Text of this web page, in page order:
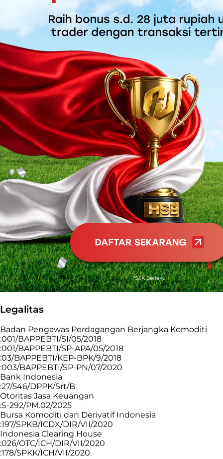
Legalitas
Badan Pengawas Perdagangan Berjangka Komoditi
:001/BAPPEBTI/SI/05/2018
:001/BAPPEBTI/SP-APA/05/2018
:03/BAPPEBTI/KEP-BPK/9/2018
:003/BAPPEBTI/SP-PN/07/2020
Bank Indonesia
:27/546/DPPK/Srt/B
Otoritas Jasa Keuangan
:S-292/PM.02/2025
Bursa Komoditi dan Derivatif Indonesia
:197/SPKB/ICDX/DIR/VII/2020
Indonesia Clearing House
:026/OTC/ICH/DIR/VII/2020
:178/SPKK/ICH/VII/2020